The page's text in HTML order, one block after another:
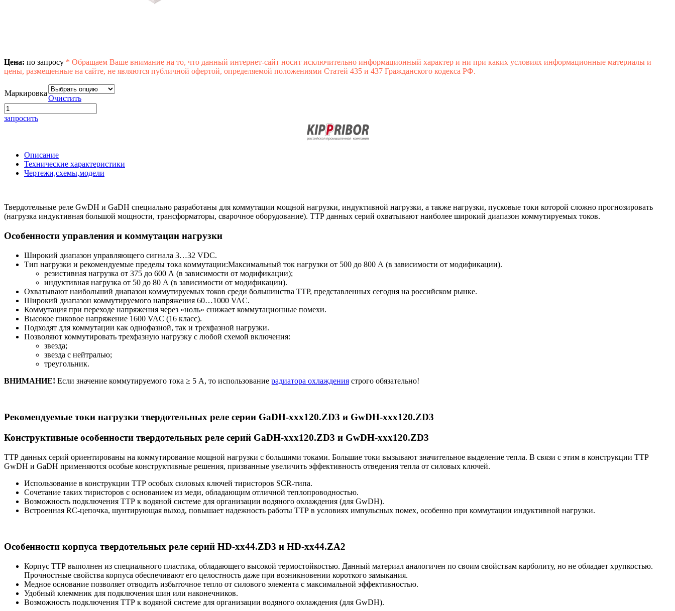
Цена: по запросу * Обращаем Ваше внимание на то, что данный интернет-сайт носит исключительно информационный характер и ни при каких условиях информационные материалы и
цены, размещенные на сайте, не являются публичной офертой, определяемой положениями Статей 435 и 437 Гражданского кодекса РФ.
Маркировка
Очистить
запросить
Описание
Технические характеристики
Чертежи,схемы,модели
Твердотельные реле GwDH и GaDH специально разработаны для коммутации мощной нагрузки, индуктивной нагрузки, а также нагрузки, пусковые токи которой сложно прогнозировать
(нагрузка индуктивная большой мощности, трансформаторы, сварочное оборудование). ТТР данных серий охватывают наиболее широкий диапазон коммутируемых токов.
Особенности управления и коммутации нагрузки
Широкий диапазон управляющего сигнала 3…32 VDC.
Тип нагрузки и рекомендуемые пределы тока коммутации:Максимальный ток нагрузки от 500 до 800 А (в зависимости от модификации).
резистивная нагрузка от 375 до 600 А (в зависимости от модификации);
индуктивная нагрузка от 50 до 80 А (в зависимости от модификации).
Охватывают наибольший диапазон коммутируемых токов среди большинства ТТР, представленных сегодня на российском рынке.
Широкий диапазон коммутируемого напряжения 60…1000 VAC.
Коммутация при переходе напряжения через «ноль» снижает коммутационные помехи.
Высокое пиковое напряжение 1600 VAC (16 класс).
Подходят для коммутации как однофазной, так и трехфазной нагрузки.
Позволяют коммутировать трехфазную нагрузку с любой схемой включения:
звезда;
звезда с нейтралью;
треугольник.
ВНИМАНИЕ! Если значение коммутируемого тока ≥ 5 А, то использование радиатора охлаждения строго обязательно!
Рекомендуемые токи нагрузки твердотельных реле серии GaDH-xxx120.ZD3 и GwDH-xxx120.ZD3
Конструктивные особенности твердотельных реле серий GaDH-xxx120.ZD3 и GwDH-xxx120.ZD3
ТТР данных серий ориентированы на коммутирование мощной нагрузки с большими токами. Большие токи вызывают значительное выделение тепла. В связи с этим в конструкции ТТР
GwDH и GaDH применяются особые конструктивные решения, призванные увеличить эффективность отведения тепла от силовых ключей.
Использование в конструкции ТТР особых силовых ключей тиристоров SCR-типа.
Сочетание таких тиристоров с основанием из меди, обладающим отличной теплопроводностью.
Возможность подключения ТТР к водяной системе для организации водяного охлаждения (для GwDH).
Встроенная RC-цепочка, шунтирующая выход, повышает надежность работы ТТР в условиях импульсных помех, особенно при коммутации индуктивной нагрузки.
Особенности корпуса твердотельных реле серий HD-xx44.ZD3 и HD-xx44.ZA2
Корпус ТТР выполнен из специального пластика, обладающего высокой термостойкостью. Данный материал аналогичен по своим свойствам карболиту, но не обладает хрупкостью.
Прочностные свойства корпуса обеспечивают его целостность даже при возникновении короткого замыкания.
Медное основание позволяет отводить избыточное тепло от силового элемента с максимальной эффективностью.
Удобный клеммник для подключения шин или наконечников.
Возможность подключения ТТР к водяной системе для организации водяного охлаждения (для GwDH).